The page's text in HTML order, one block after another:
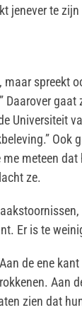
jenever te zijn
spreekt
gaat
Universiteit
Ook
meteen
ze.
Er is te
de ene
Aan
zien dat